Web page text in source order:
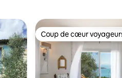
Coup de cœur
Coup de cœur